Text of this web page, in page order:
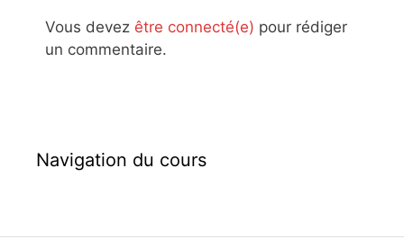
Vous devez être connecté(e) pour rédiger
un commentaire.
Navigation du cours